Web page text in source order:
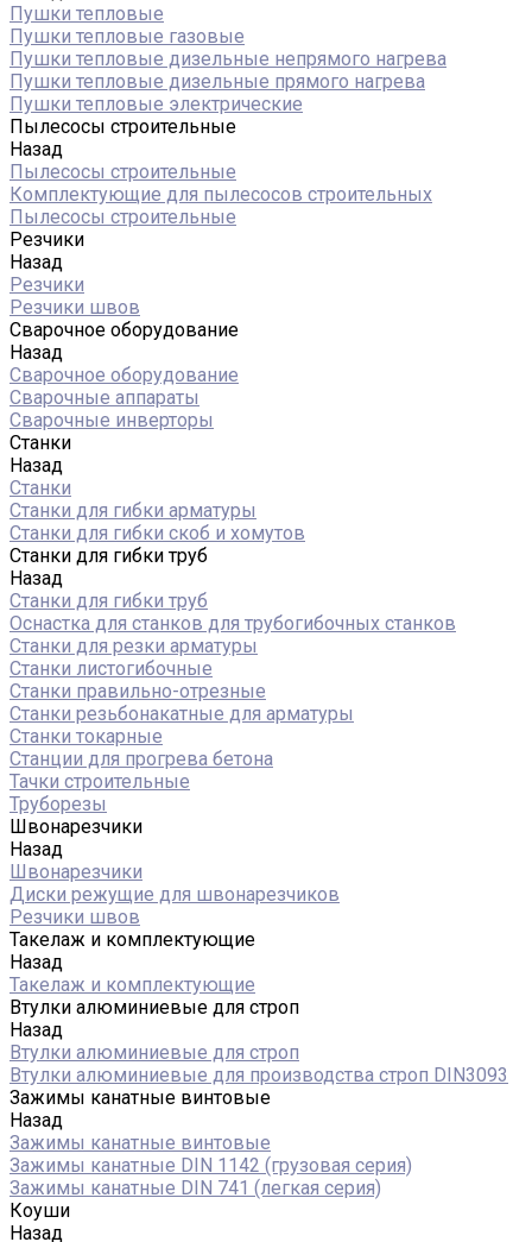
Пушки тепловые
Пушки тепловые газовые
Пушки тепловые дизельные непрямого нагрева
Пушки тепловые дизельные прямого нагрева
Пушки тепловые электрические
Пылесосы строительные
Назад
Пылесосы строительные
Комплектующие для пылесосов строительных
Пылесосы строительные
Резчики
Назад
Резчики
Резчики швов
Сварочное оборудование
Назад
Сварочное оборудование
Сварочные аппараты
Сварочные инверторы
Станки
Назад
Станки
Станки для гибки арматуры
Станки для гибки скоб и хомутов
Станки для гибки труб
Назад
Станки для гибки труб
Оснастка для станков для трубогибочных станков
Станки для резки арматуры
Станки листогибочные
Станки правильно-отрезные
Станки резьбонакатные для арматуры
Станки токарные
Станции для прогрева бетона
Тачки строительные
Труборезы
Швонарезчики
Назад
Швонарезчики
Диски режущие для швонарезчиков
Резчики швов
Такелаж и комплектующие
Назад
Такелаж и комплектующие
Втулки алюминиевые для строп
Назад
Втулки алюминиевые для строп
Втулки алюминиевые для производства строп DIN3093
Зажимы канатные винтовые
Назад
Зажимы канатные винтовые
Зажимы канатные DIN 1142 (грузовая серия)
Зажимы канатные DIN 741 (легкая серия)
Коуши
Назад